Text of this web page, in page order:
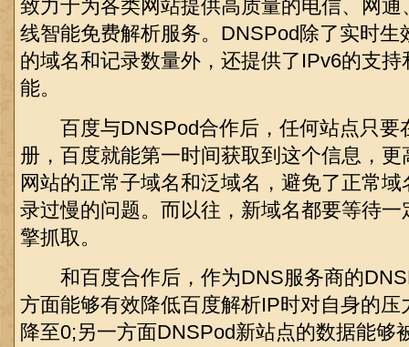
致力于为各类网站提供高质量的电信、网
线智能免费解析服务。DNSPod除了实时生
的域名和记录数量外，还提供了IPv6的支
能。
百度与DNSPod合作后，任何站点只要
册，百度就能第一时间获取到这个信息，
网站的正常子域名和泛域名，避免了正常
录过慢的问题。而以往，新域名都要等待
擎抓取。
和百度合作后，作为DNS服务商的
方面能够有效降低百度解析IP时对自身的压
降至0;另一方面DNSPod新站点的数据能够